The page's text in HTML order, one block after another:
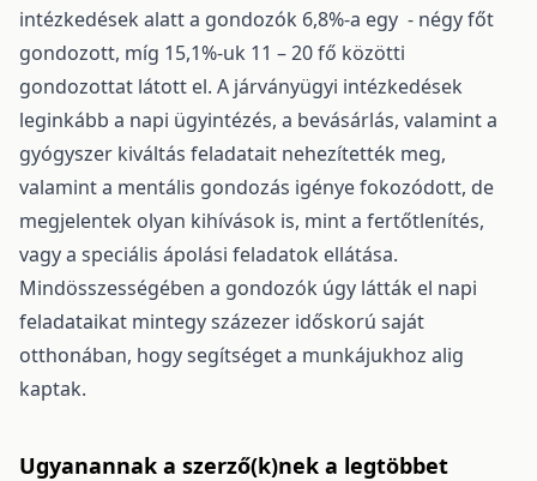
intézkedések alatt a gondozók 6,8%-a egy - négy főt
gondozott, míg 15,1%-uk 11 – 20 fő közötti
gondozottat látott el. A járványügyi intézkedések
leginkább a napi ügyintézés, a bevásárlás, valamint a
gyógyszer kiváltás feladatait nehezítették meg,
valamint a mentális gondozás igénye fokozódott, de
megjelentek olyan kihívások is, mint a fertőtlenítés,
vagy a speciális ápolási feladatok ellátása.
Mindösszességében a gondozók úgy látták el napi
feladataikat mintegy százezer időskorú saját
otthonában, hogy segítséget a munkájukhoz alig
kaptak.
Ugyanannak a szerző(k)nek a legtöbbet